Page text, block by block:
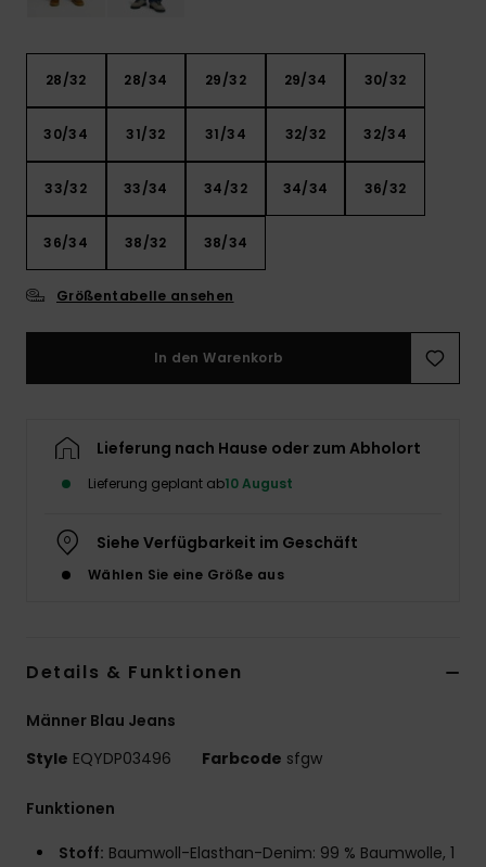
28/32 28/34 29/32 29/34 30/32
30/34 31/32 31/34 32/32 32/34
33/32 33/34 34/32 34/34 36/32
36/34 38/32 38/34
Größentabelle ansehen
In den Warenkorb
Lieferung nach Hause oder zum Abholort
Lieferung geplant ab10 August
Siehe Verfügbarkeit im Geschäft
Wählen Sie eine Größe aus
Details & Funktionen
Männer Blau Jeans
Style EQYDP03496 Farbcode sfgw
Funktionen
Stoff: Baumwoll-Elasthan-Denim: 99 % Baumwolle, 1